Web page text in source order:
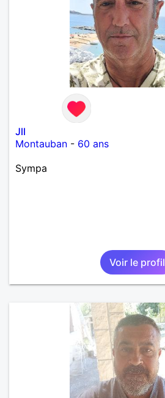
Jll
Montauban - 60 ans
Sympa
Voir le profil